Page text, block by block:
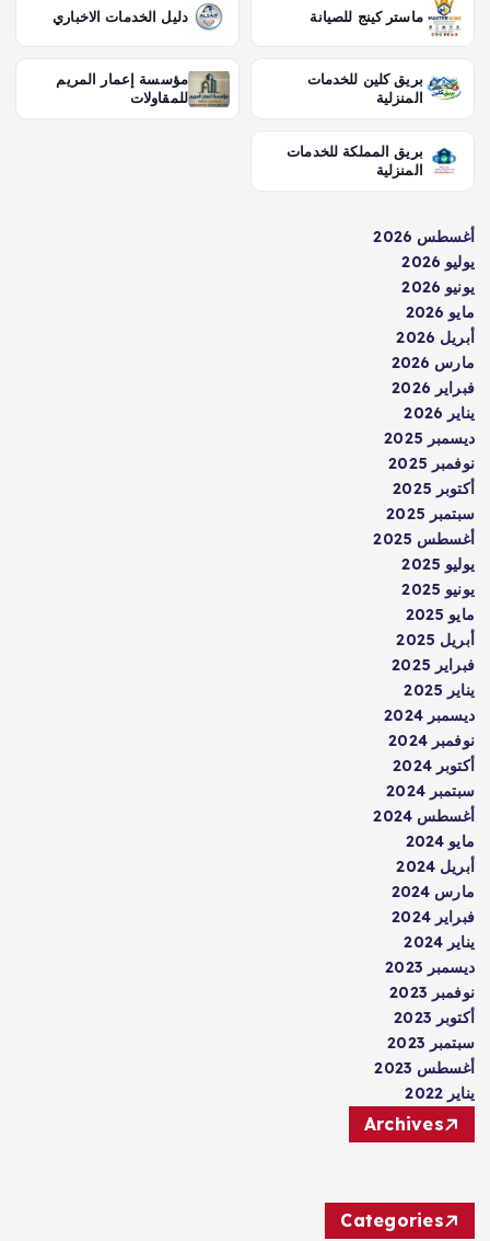
ماستر كينج للصيانة دليل الخدمات الاخباري
بريق كلين للخدمات
المنزلية
مؤسسة إعمار المريم
للمقاولات
بريق المملكة للخدمات
المنزلية
أغسطس 2026
يوليو 2026
يونيو 2026
مايو 2026
أبريل 2026
مارس 2026
فبراير 2026
يناير 2026
ديسمبر 2025
نوفمبر 2025
أكتوبر 2025
سبتمبر 2025
أغسطس 2025
يوليو 2025
يونيو 2025
مايو 2025
أبريل 2025
فبراير 2025
يناير 2025
ديسمبر 2024
نوفمبر 2024
أكتوبر 2024
سبتمبر 2024
أغسطس 2024
مايو 2024
أبريل 2024
مارس 2024
فبراير 2024
يناير 2024
ديسمبر 2023
نوفمبر 2023
أكتوبر 2023
سبتمبر 2023
أغسطس 2023
يناير 2022
Archives
Categories